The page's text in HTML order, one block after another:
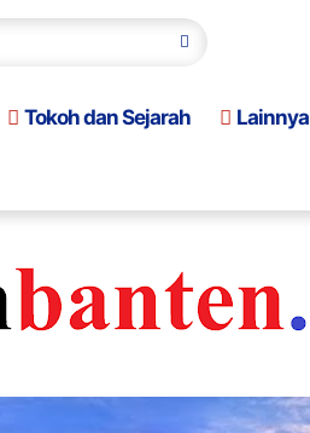
Tokoh dan Sejarah Lainnya